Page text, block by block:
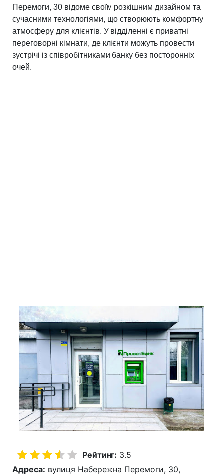
Перемоги, 30 відоме своїм розкішним дизайном та
сучасними технологіями, що створюють комфортну
атмосферу для клієнтів. У відділенні є приватні
переговорні кімнати, де клієнти можуть провести
зустрічі із співробітниками банку без посторонніх
очей.
Рейтинг: 3.5
Адреса: вулиця Набережна Перемоги, 30,